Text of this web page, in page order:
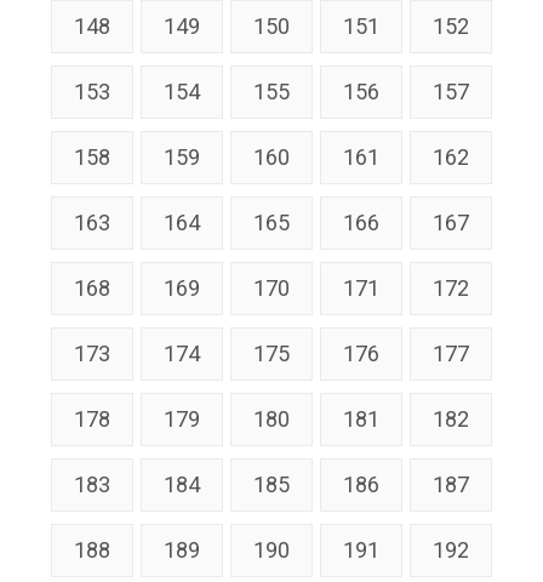
148 149 150 151 152
153 154 155 156 157
158 159 160 161 162
163 164 165 166 167
168 169 170 171 172
173 174 175 176 177
178 179 180 181 182
183 184 185 186 187
188 189 190 191 192